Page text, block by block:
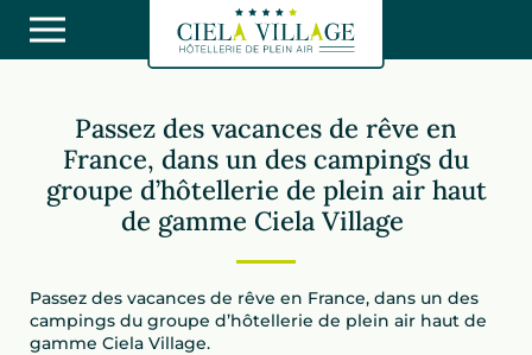
Passez des vacances de rêve en
France, dans un des campings du
groupe d’hôtellerie de plein air haut
de gamme Ciela Village
Passez des vacances de rêve en France, dans un des
campings du groupe d’hôtellerie de plein air haut de
gamme Ciela Village.